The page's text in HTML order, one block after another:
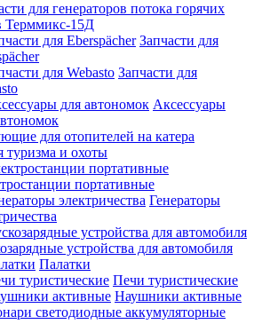
для генераторов потока горячих
Терммикс-15Д
Запчасти для
Запчасти для
Аксессуары
для отопителей на катера
туризма и охоты
портативные
Генераторы
устройства для автомобиля
Палатки
Печи туристические
Наушники активные